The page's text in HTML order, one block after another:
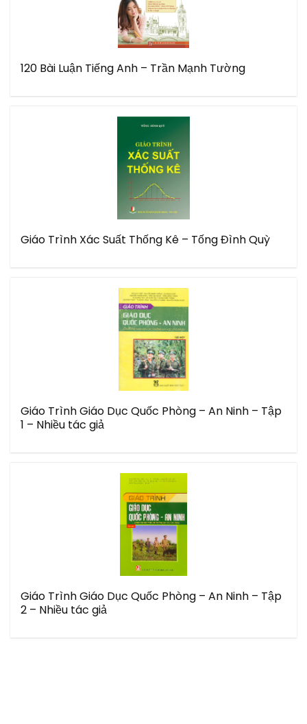
120 Bài Luận Tiếng Anh – Trần Mạnh Tường
Giáo Trình Xác Suất Thống Kê – Tống Đình Quỳ
Giáo Trình Giáo Dục Quốc Phòng – An Ninh – Tập
1 – Nhiều tác giả
Giáo Trình Giáo Dục Quốc Phòng – An Ninh – Tập
2 – Nhiều tác giả